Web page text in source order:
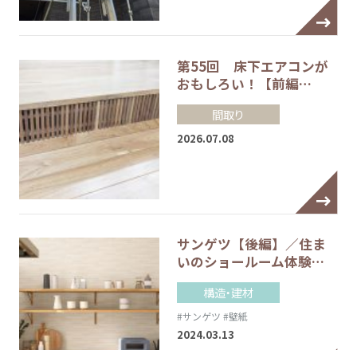
第55回 床下エアコンが
おもしろい！【前編…
間取り
2026.07.08
サンゲツ【後編】／住ま
いのショールーム体験…
構造・建材
#サンゲツ #壁紙
2024.03.13